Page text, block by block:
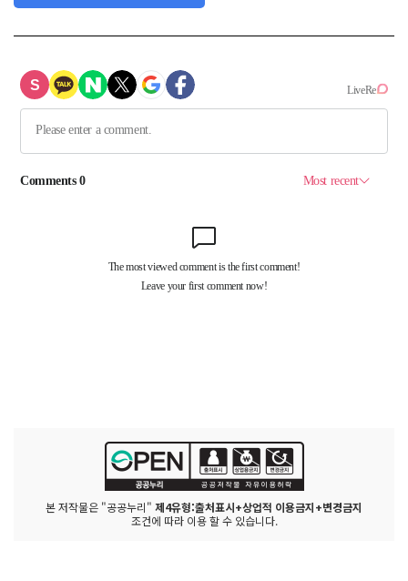
본 저작물은 "공공누리" 제4유형:출처표시+상업적 이용금지+변경금지
조건에 따라 이용 할 수 있습니다.